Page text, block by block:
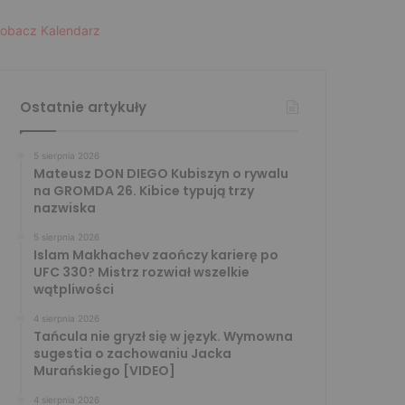
Kalendarz
Ostatnie artykuły
5 sierpnia 2026
Mateusz DON DIEGO Kubiszyn o rywalu
na GROMDA 26. Kibice typują trzy
nazwiska
5 sierpnia 2026
Islam Makhachev zaończy karierę po
UFC 330? Mistrz rozwiał wszelkie
wątpliwości
4 sierpnia 2026
Tańcula nie gryzł się w język. Wymowna
sugestia o zachowaniu Jacka
Murańskiego [VIDEO]
4 sierpnia 2026